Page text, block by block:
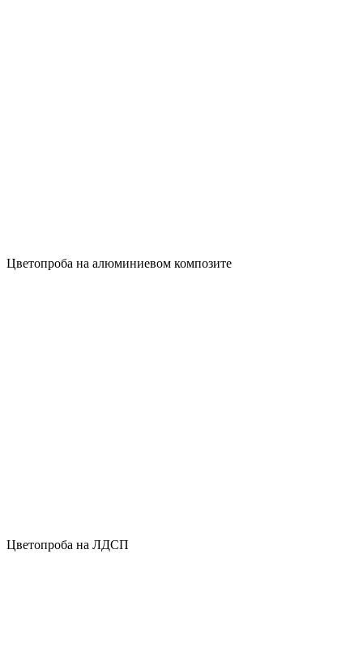
Цветопроба на алюминиевом композите
Цветопроба на ЛДСП